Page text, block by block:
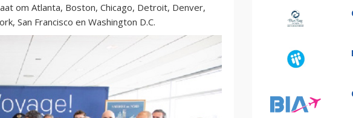
om Atlanta, Boston, Chicago, Detroit, Denver,
San Francisco en Washington D.C.